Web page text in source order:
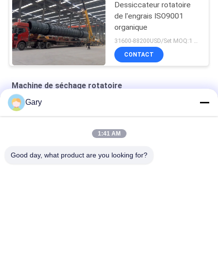
Dessiccateur rotatoire
de l'engrais ISO9001
organique
CONTACT
Machine de séchage rotatoire
séchoir à vide à double cône
Gary
1:41 AM
Good day, what product are you looking for?